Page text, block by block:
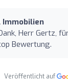
Immobilien
Herr Gertz,
Bewertung.
Veröffentlicht auf